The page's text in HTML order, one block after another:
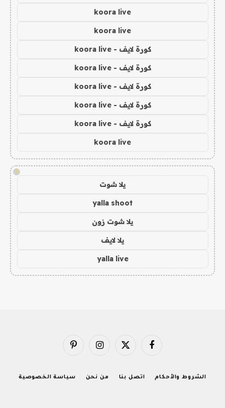
koora live
koora live
كورة لايف - koora live
كورة لايف - koora live
كورة لايف - koora live
كورة لايف - koora live
كورة لايف - koora live
koora live
!
يلا شوت
yalla shoot
يلا شوت زون
يلا لايف
yalla live
فيسبوك X
الانستغرامبينتيريست
الشروط والأحكام اتصل بنا من نحن سياسة الخصوصية